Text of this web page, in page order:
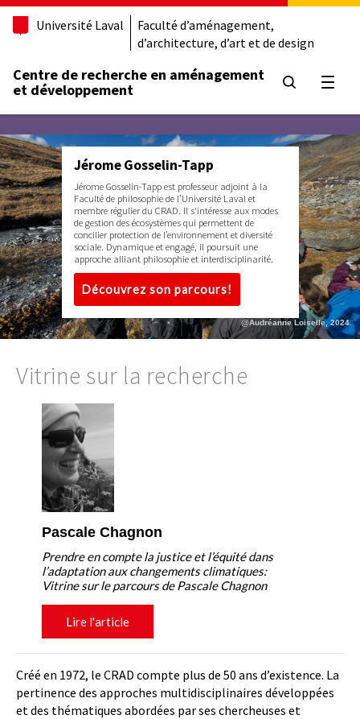
Université Laval
Faculté d’aménagement,
d’architecture, d’art et de design
Centre de recherche en aménagement
et développement
Jérome Gosselin-Tapp
Jérome Gosselin-Tapp est professeur adjoint à la
Faculté de philosophie de l’Université Laval et
membre régulier du CRAD. Il s'intéresse aux modes
de gestion des écosystèmes qui permettent de
concilier protection de l’environnement et diversité
sociale. Dynamique et engagé, il poursuit une
approche alliant philosophie et interdisciplinarité.
Découvrez son parcours!
@Audréanne Loiselle, 2024.
Vitrine sur la recherche
Pascale Chagnon
Prendre en compte la justice et l’équité dans
l’adaptation aux changements climatiques:
Vitrine sur le parcours de Pascale Chagnon
Lire l'article
Créé en 1972, le CRAD compte plus de 50 ans d’existence. La
pertinence des approches multidisciplinaires développées
et des thématiques abordées par ses chercheuses et